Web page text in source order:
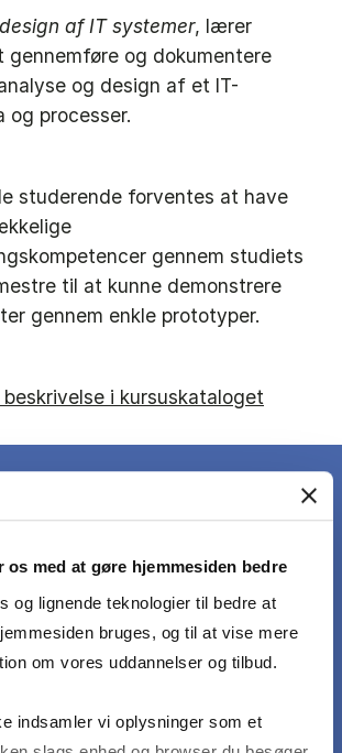
med at gøre hjemmesiden bedre
og lignende teknologier til bedre at
bruges, og til at vise mere
om vores uddannelser og tilbud.
indsamler vi oplysninger som et
af IT systemer, lærer
gennemføre og dokumentere
og design af et IT-
og processer.
studerende forventes at have
gennem studiets
til at kunne demonstrere
gennem enkle prototyper.
i kursuskataloget
LÆRER DU
den afsluttende eksamen skal
demonstrere evnen til at:
de begreber, teorier,